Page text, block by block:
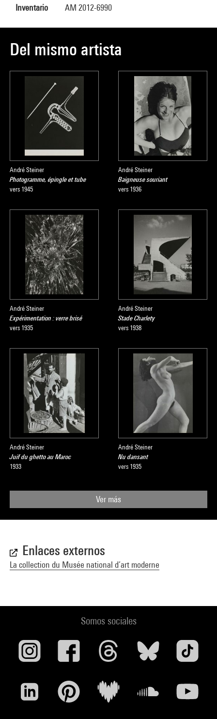
Inventario AM 2012-6990
Del mismo artista
André Steiner
Photogramme, épingle et tube
vers 1945
André Steiner
Baigneuse souriant
vers 1936
André Steiner
Expérimentation : verre brisé
vers 1935
André Steiner
Stade Charlety
vers 1938
André Steiner
Juif du ghetto au Maroc
1933
André Steiner
Nu dansant
vers 1935
Ver más
Enlaces externos
La collection du Musée national d’art moderne
Somos sociales